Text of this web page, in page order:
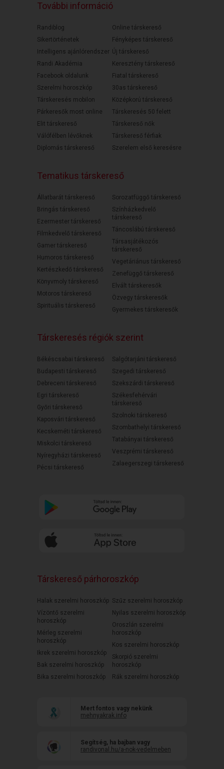
További információ
Randiblog
Sikertörténetek
Intelligens ajánlórendszer
Randi Akadémia
Facebook oldalunk
Szerelmi horoszkóp
Társkeresés mobilon
Párkeresők most online
Elit társkereső
Válófélben lévőknek
Diplomás társkereső
Online társkereső
Fényképes társkereső
Új társkereső
Keresztény társkereső
Fiatal társkereső
30as társkereső
Középkorú társkereső
Társkeresés 50 felett
Társkereső nők
Társkereső férfiak
Szerelem első keresésre
Tematikus társkereső
Állatbarát társkereső
Bringás társkereső
Ezermester társkereső
Filmkedvelő társkereső
Gamer társkereső
Humoros társkereső
Kertészkedő társkereső
Könyvmoly társkereső
Motoros társkereső
Spirituális társkereső
Sorozatfüggő társkereső
Színházkedvelő
társkereső
Táncoslábú társkereső
Társasjátékozós
társkereső
Vegetáriánus társkereső
Zenefüggő társkereső
Elvált társkeresők
Özvegy társkeresők
Gyermekes társkeresők
Társkeresés régiók szerint
Békéscsabai társkereső
Budapesti társkereső
Debreceni társkereső
Egri társkereső
Győri társkereső
Kaposvári társkereső
Kecskeméti társkereső
Miskolci társkereső
Nyíregyházi társkereső
Pécsi társkereső
Salgótarjáni társkereső
Szegedi társkereső
Szekszárdi társkereső
Székesfehérvári
társkereső
Szolnoki társkereső
Szombathelyi társkereső
Tatabányai társkereső
Veszprémi társkereső
Zalaegerszegi társkereső
Társkereső párhoroszkóp
Halak szerelmi horoszkóp
Vízöntő szerelmi
horoszkóp
Mérleg szerelmi
horoszkóp
Ikrek szerelmi horoszkóp
Bak szerelmi horoszkóp
Bika szerelmi horoszkóp
Szűz szerelmi horoszkóp
Nyilas szerelmi horoszkóp
Oroszlán szerelmi
horoszkóp
Kos szerelmi horoszkóp
Skorpió szerelmi
horoszkóp
Rák szerelmi horoszkóp
Mert fontos vagy nekünk
mehnyakrak.info
Segítség, ha bajban vagy
randivonal.hu/a-nok-vedelmeben